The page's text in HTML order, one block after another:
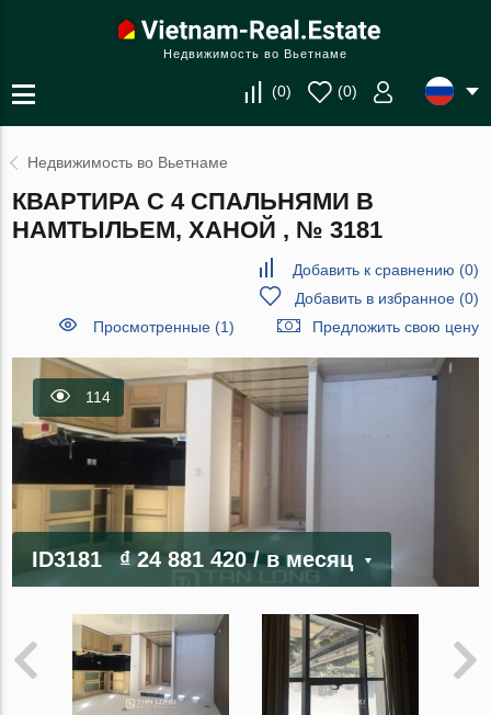
Недвижимость во Вьетнаме
(0) (0)
Недвижимость во Вьетнаме
КВАРТИРА С 4 СПАЛЬНЯМИ В
НАМТЫЛЬЕМ, ХАНОЙ , № 3181
Добавить к сравнению (0)
Добавить в избранное(0)
Просмотренные (1)
Предложить свою цену
114
ID3181 ₫ 24 881 420/ в месяц